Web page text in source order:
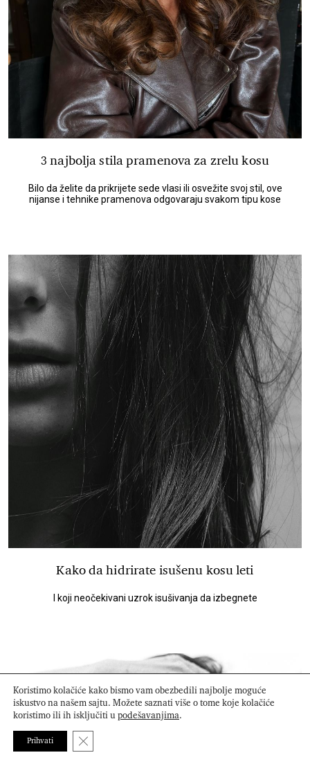
3 najbolja stila pramenova za zrelu kosu
Bilo da želite da prikrijete sede vlasi ili osvežite svoj stil, ove
nijanse i tehnike pramenova odgovaraju svakom tipu kose
Kako da hidrirate isušenu kosu leti
I koji neočekivani uzrok isušivanja da izbegnete
Koristimo kolačiće kako bismo vam obezbedili najbolje moguće
iskustvo na našem sajtu. Možete saznati više o tome koje kolačiće
koristimo ili ih isključiti upodešavanjima.
Prihvati Close GDPR Cookie Banner